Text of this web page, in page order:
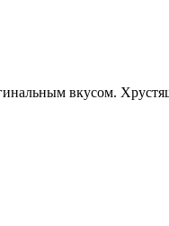
вкусом.